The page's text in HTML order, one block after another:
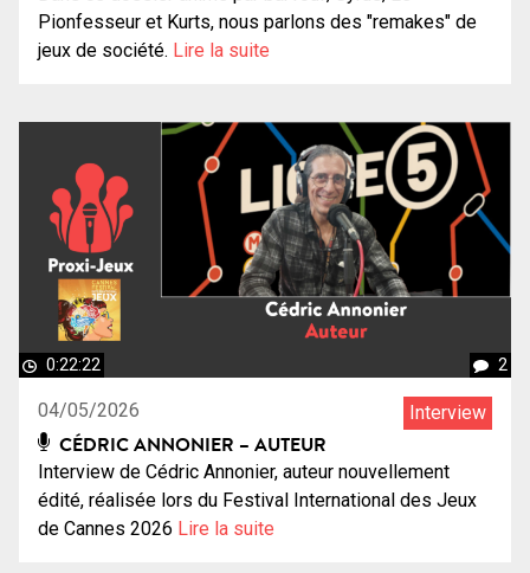
Pionfesseur et Kurts, nous parlons des "remakes" de
jeux de société. Lire la suite
0:22:22 2
04/05/2026 Interview
CÉDRIC ANNONIER – AUTEUR
Interview de Cédric Annonier, auteur nouvellement
édité, réalisée lors du Festival International des Jeux
de Cannes 2026 Lire la suite